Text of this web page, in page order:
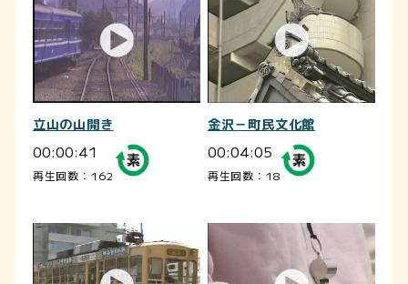
立山の山開き
00:00:41
再生回数：162
金沢－町民文化館
00:04:05
再生回数：18